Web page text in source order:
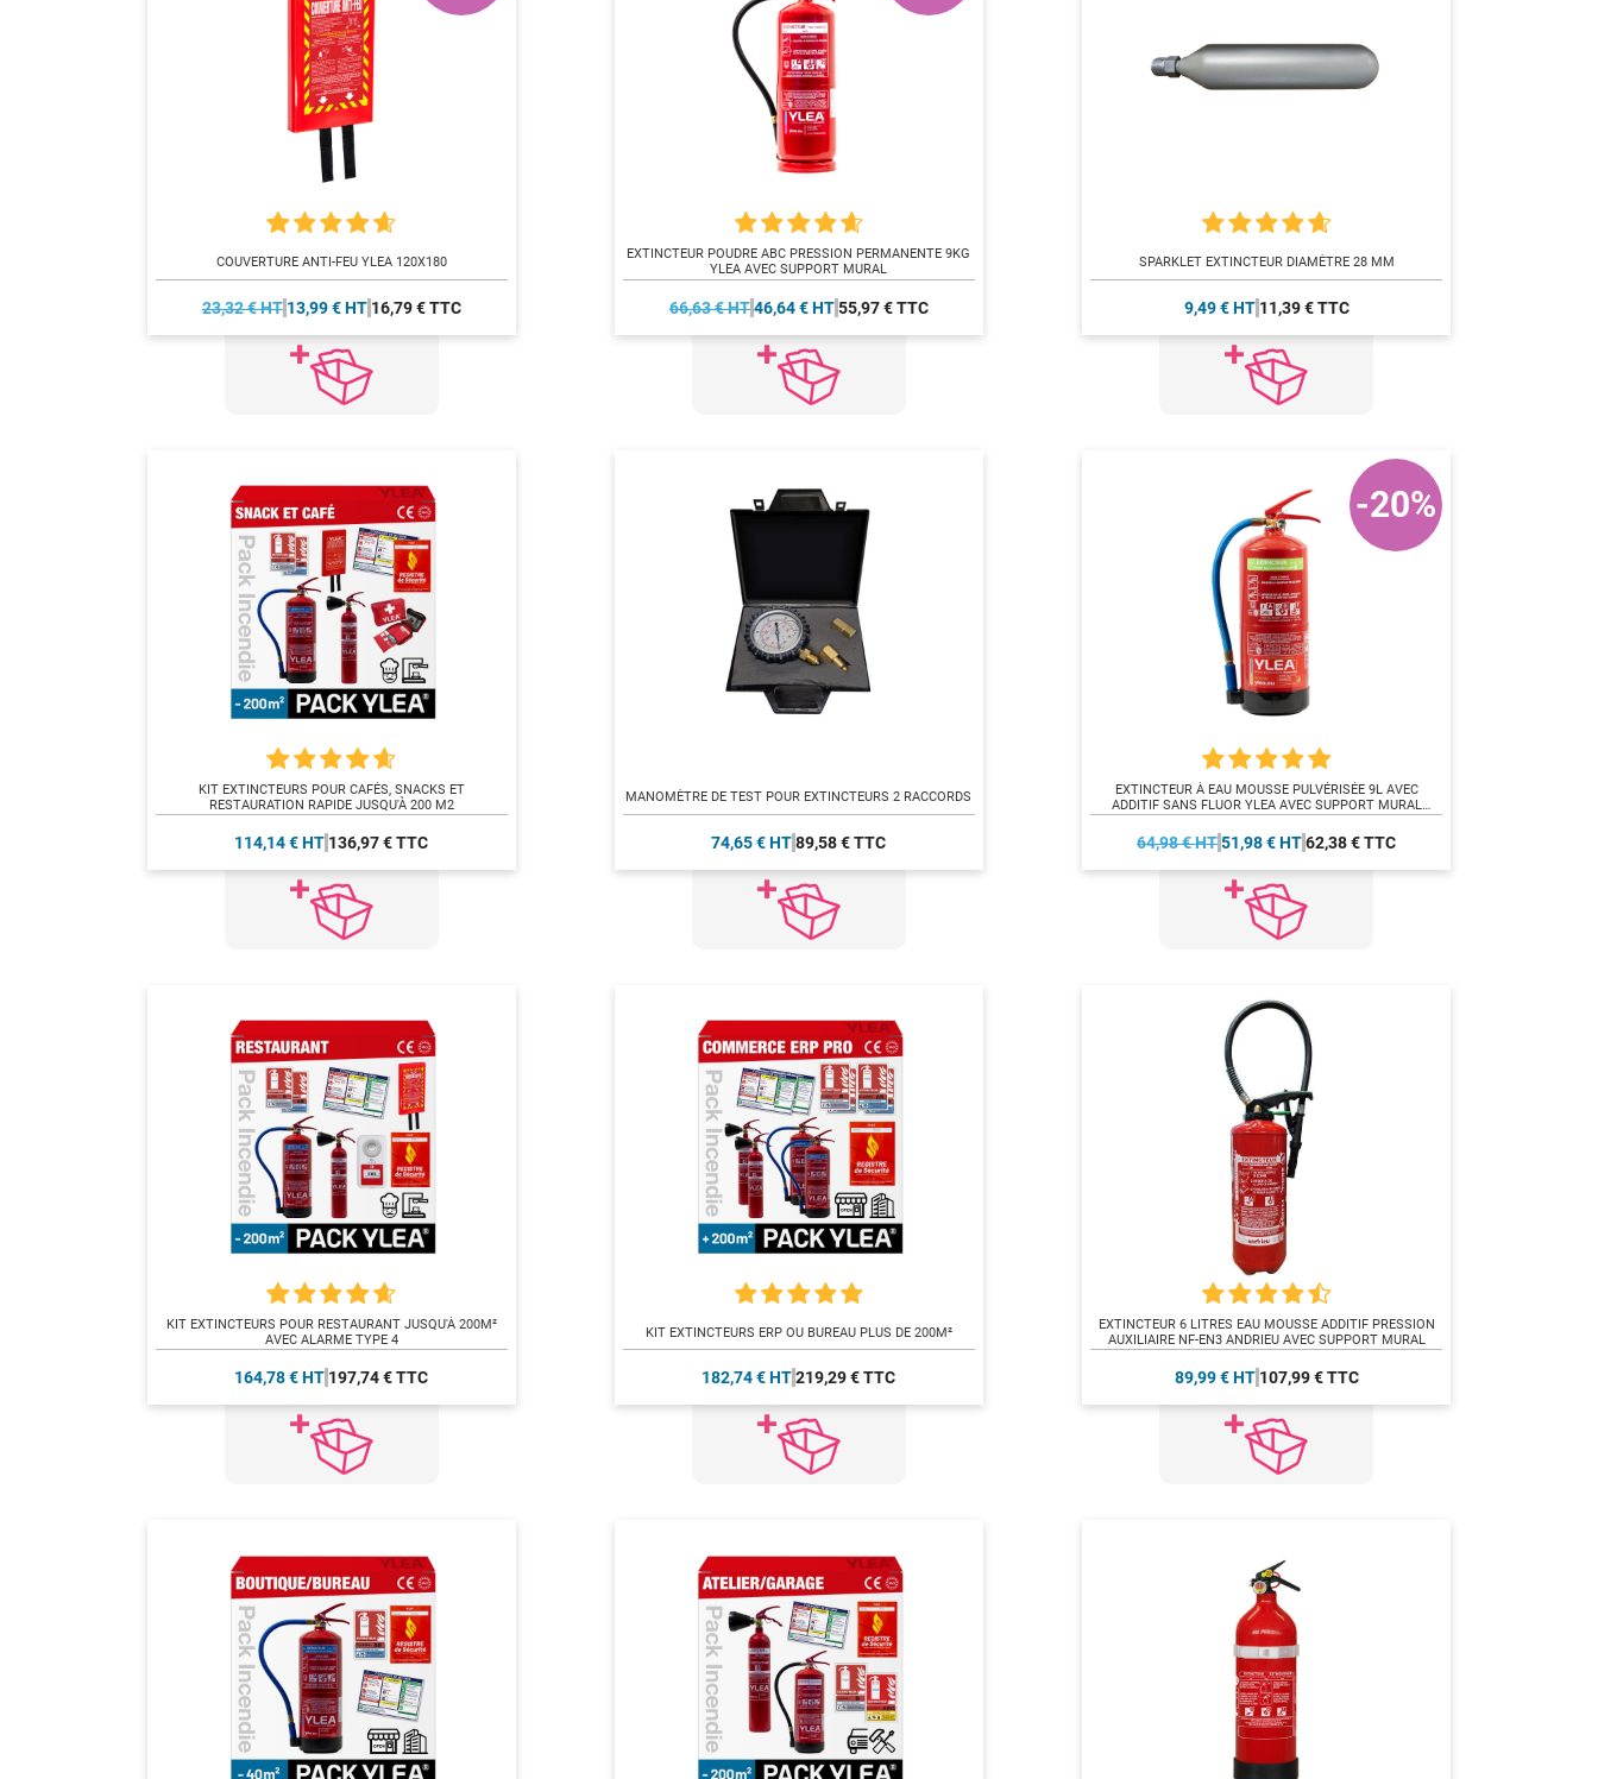
COUVERTURE ANTI-FEU YLEA 120X180
23,32 € HT 13,99 € HT 16,79 € TTC
EXTINCTEUR POUDRE ABC PRESSION PERMANENTE 9KG
YLEA AVEC SUPPORT MURAL
66,63 € HT46,64 € HT55,97 € TTC
SPARKLET EXTINCTEUR DIAMÈTRE 28 MM
9,49 € HT 11,39 € TTC
KIT EXTINCTEURS POUR CAFÉS, SNACKS ET
RESTAURATION RAPIDE JUSQU'À 200 M2
114,14 € HT 136,97 € TTC
MANOMÈTRE DE TEST POUR EXTINCTEURS 2 RACCORDS
74,65 € HT 89,58 € TTC
EXTINCTEUR À EAU MOUSSE PULVÉRISÉE 9L AVEC
ADDITIF SANS FLUOR YLEA AVEC SUPPORT MURAL
[REAPPRO 11/08/2026]
64,98 € HT 51,98 € HT 62,38 € TTC
-20%
KIT EXTINCTEURS POUR RESTAURANT JUSQU'À 200M²
AVEC ALARME TYPE 4
164,78 € HT 197,74 € TTC
KIT EXTINCTEURS ERP OU BUREAU PLUS DE 200M²
182,74 € HT 219,29 € TTC
EXTINCTEUR 6 LITRES EAU MOUSSE ADDITIF PRESSION
AUXILIAIRE NF-EN3 ANDRIEU AVEC SUPPORT MURAL
89,99 € HT 107,99 € TTC